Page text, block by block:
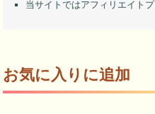
当サイトではアフィリエイト
お気に入りに追加